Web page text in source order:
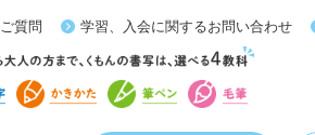
質問 学習、入会に関するお問い合わせ